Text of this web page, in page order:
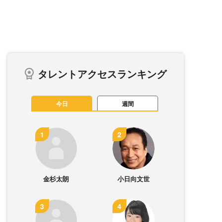
タレントアクセスランキング
今日 週間
金杉太朗 小日向文世